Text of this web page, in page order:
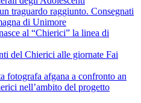
traguardo raggiunto. Consegnati
di Unimore
al “Chierici” la linea di
del Chierici alle giornate Fai
fotografa afgana a confronto an
nell’ambito del progetto